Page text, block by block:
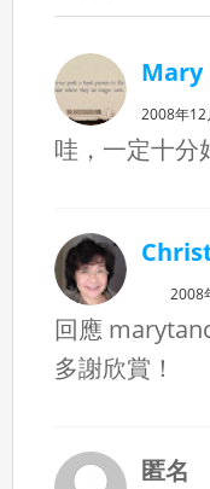
Mary
2008年12
哇，一定十分
2008
回應
多謝欣賞！
匿名